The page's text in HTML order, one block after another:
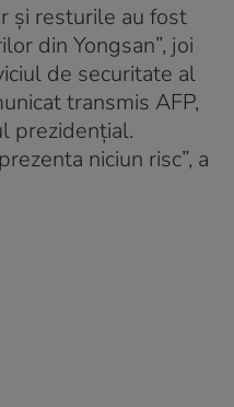
şi resturile au fost
din Yongsan”, joi
de securitate al
transmis AFP,
prezidenţial.
niciun risc”, a